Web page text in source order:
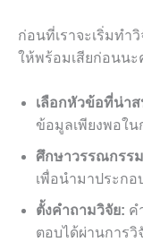
ก่อนที่เราจะเริ่มทำ
ให้พร้อมเสียก่อนน
เลือกหัวข้อที่น่าส
ข้อมูลเพียงพอใน
ศึกษาวรรณกรร
เพื่อนำมาประกอ
ตั้งคำถามวิจัย: ค
ตอบได้ผ่านการวิ